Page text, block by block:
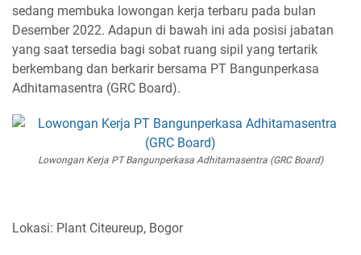
sedang membuka lowongan kerja terbaru pada bulan
Desember 2022. Adapun di bawah ini ada posisi jabatan
yang saat tersedia bagi sobat ruang sipil yang tertarik
berkembang dan berkarir bersama PT Bangunperkasa
Adhitamasentra (GRC Board).
Lowongan Kerja PT Bangunperkasa Adhitamasentra (GRC Board)
Lokasi: Plant Citeureup, Bogor